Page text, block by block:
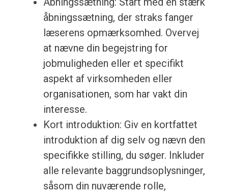
åbningssætning, der straks fanger
læserens opmærksomhed. Overvej
at nævne din begejstring for
jobmuligheden eller et specifikt
aspekt af virksomheden eller
organisationen, som har vakt din
interesse.
Kort introduktion: Giv en kortfattet
introduktion af dig selv og nævn den
specifikke stilling, du søger. Inkluder
alle relevante baggrundsoplysninger,
såsom din nuværende rolle,